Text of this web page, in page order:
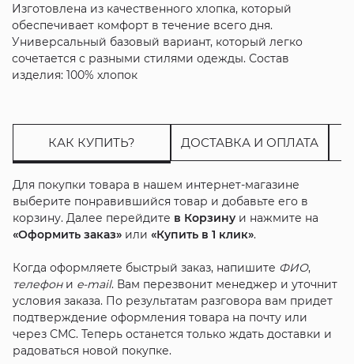
Изготовлена из качественного хлопка, который
обеспечивает комфорт в течение всего дня.
Универсальный базовый вариант, который легко
сочетается с разными стилями одежды. Состав
изделия: 100% хлопок
КАК КУПИТЬ? ДОСТАВКА И ОПЛАТА
Для покупки товара в нашем интернет-магазине
выберите понравившийся товар и добавьте его в
корзину. Далее перейдите в Корзинуи нажмите на
«Оформить заказ»или «Купить в 1 клик».
Когда оформляете быстрый заказ, напишите ФИО,
телефони e-mail. Вам перезвонит менеджер и уточнит
условия заказа. По результатам разговора вам придет
подтверждение оформления товара на почту или
через СМС. Теперь останется только ждать доставки и
радоваться новой покупке.